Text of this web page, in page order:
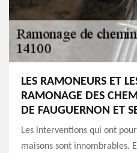
LES RAMONEURS ET
RAMONAGE DES
DE FAUGUERNON ET
Les interventions qui ont
maisons sont innombrables.